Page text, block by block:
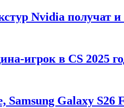
Nvidia получат
игрок в CS 2025
Samsung Galaxy